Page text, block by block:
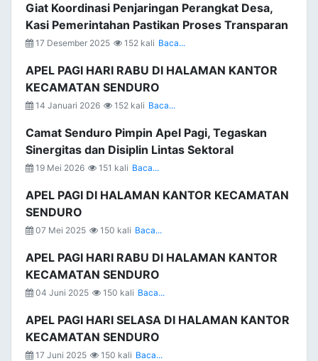
Giat Koordinasi Penjaringan Perangkat Desa,
Kasi Pemerintahan Pastikan Proses Transparan
17 Desember 2025 152 kali Baca...
APEL PAGI HARI RABU DI HALAMAN KANTOR
KECAMATAN SENDURO
14 Januari 2026 152 kali Baca...
Camat Senduro Pimpin Apel Pagi, Tegaskan
Sinergitas dan Disiplin Lintas Sektoral
19 Mei 2026 151 kali Baca...
APEL PAGI DI HALAMAN KANTOR KECAMATAN
SENDURO
07 Mei 2025 150 kali Baca...
APEL PAGI HARI RABU DI HALAMAN KANTOR
KECAMATAN SENDURO
04 Juni 2025 150 kali Baca...
APEL PAGI HARI SELASA DI HALAMAN KANTOR
KECAMATAN SENDURO
17 Juni 2025 150 kali Baca...